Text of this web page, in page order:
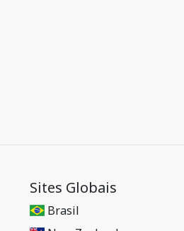
Sites Globais
Brasil